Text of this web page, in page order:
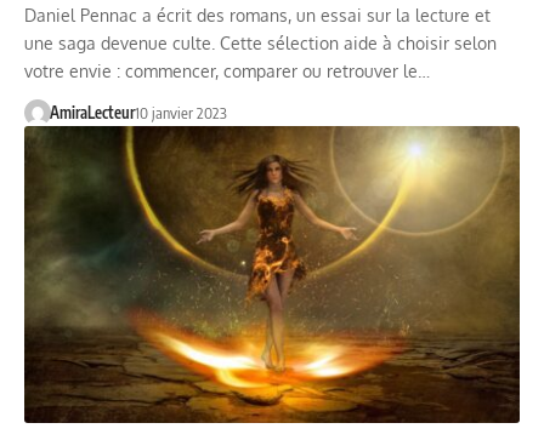
Daniel Pennac a écrit des romans, un essai sur la lecture et
une saga devenue culte. Cette sélection aide à choisir selon
votre envie : commencer, comparer ou retrouver le…
AmiraLecteur10 janvier 2023